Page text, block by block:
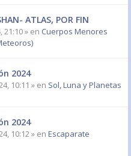
ATLAS, POR FIN
21:10 » en Cuerpos Menores
2024
10:11 » en Sol, Luna y Planetas
2024
10:12 » en Escaparate